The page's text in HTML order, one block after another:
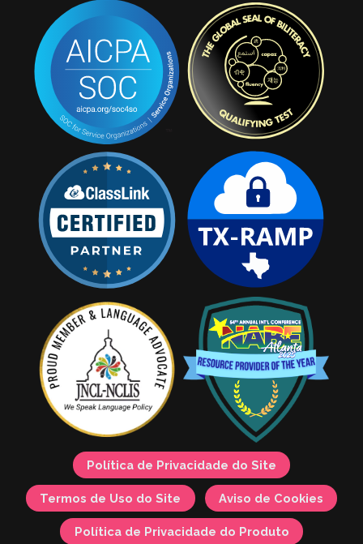
Política de Privacidade do Site
Termos de Uso do Site Aviso de Cookies
Política de Privacidade do Produto